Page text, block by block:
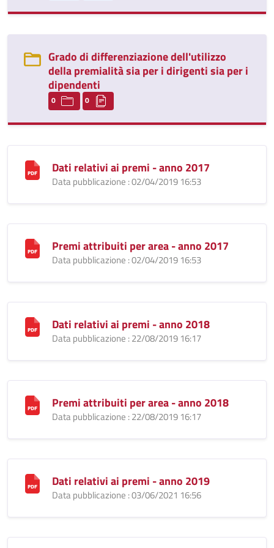
Grado di differenziazione dell'utilizzo
della premialità sia per i dirigenti sia per i
dipendenti
0 0
Dati relativi ai premi - anno 2017
Data pubblicazione : 02/04/2019 16:53
Premi attribuiti per area - anno 2017
Data pubblicazione : 02/04/2019 16:53
Dati relativi ai premi - anno 2018
Data pubblicazione : 22/08/2019 16:17
Premi attribuiti per area - anno 2018
Data pubblicazione : 22/08/2019 16:17
Dati relativi ai premi - anno 2019
Data pubblicazione : 03/06/2021 16:56